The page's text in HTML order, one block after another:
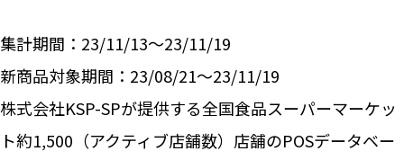
集計期間：23/11/13～23/11/19
新商品対象期間：23/08/21～23/11/19
株式会社KSP-SPが提供する全国食品スーパーマーケッ
ト約1,500（アクティブ店舗数）店舗のPOSデータベー